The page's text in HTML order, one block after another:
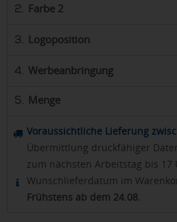
2. Farbe 2
3. Logoposition
4. Werbeanbringung
5. Menge
Voraussichtliche Lieferung
Übermittlung druckfähiger
zum nächsten Arbeitstag bis 17
Wunschlieferdatum im
Frühstens ab dem 24.08.